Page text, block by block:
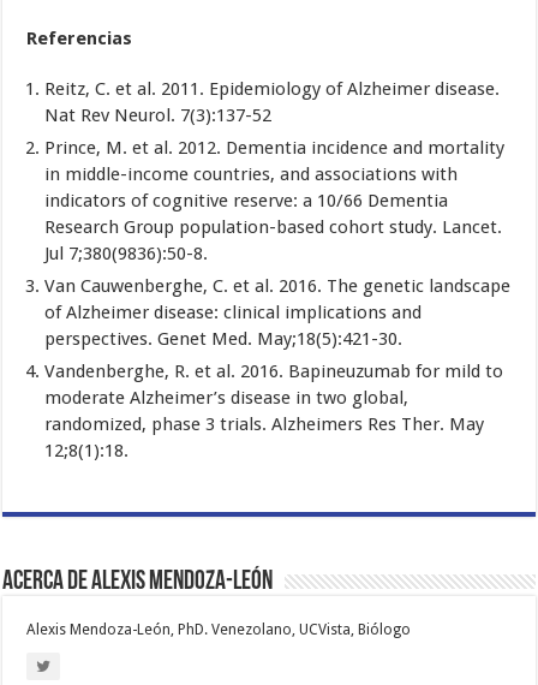
Referencias
Reitz, C. et al. 2011. Epidemiology of Alzheimer disease.
Nat Rev Neurol. 7(3):137-52
Prince, M. et al. 2012. Dementia incidence and mortality
in middle-income countries, and associations with
indicators of cognitive reserve: a 10/66 Dementia
Research Group population-based cohort study. Lancet.
Jul 7;380(9836):50-8.
Van Cauwenberghe, C. et al. 2016. The genetic landscape
of Alzheimer disease: clinical implications and
perspectives. Genet Med. May;18(5):421-30.
Vandenberghe, R. et al. 2016. Bapineuzumab for mild to
moderate Alzheimer’s disease in two global,
randomized, phase 3 trials. Alzheimers Res Ther. May
12;8(1):18.
Acerca de Alexis Mendoza-León
Alexis Mendoza-León, PhD. Venezolano, UCVista, Biólogo